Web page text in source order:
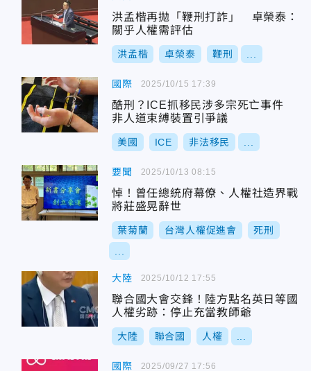
洪孟楷再拋「鞭刑打詐」 卓榮泰：
關乎人權需評估
洪孟楷 卓榮泰 鞭刑
國際
酷刑？ICE抓移民涉多宗死亡事件
非人道束縛裝置引爭議
美國 ICE 非法移民
2025/10/15 17:39
要聞
悼！曾任總統府幕僚、人權社造界戰
將莊盛晃辭世
葉菊蘭 台灣人權促進會 死刑
2025/10/13 08:15
大陸
聯合國大會交鋒！陸方點名英日等國
人權劣跡：停止充當教師爺
大陸 聯合國 人權
2025/10/12 17:55
國際 2025/09/27 17:56